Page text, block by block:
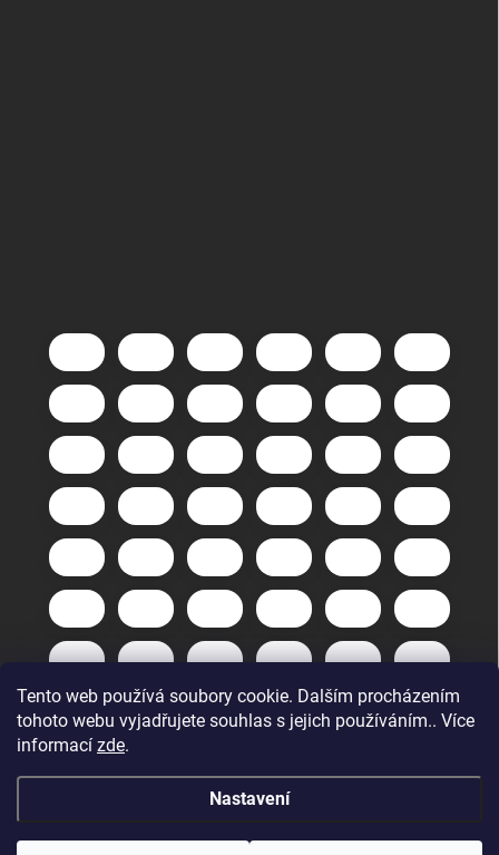
Tento web používá soubory cookie. Dalším procházením
tohoto webu vyjadřujete souhlas s jejich používáním.. Více
informací zde.
Nastavení
Copyright 2026GuneXpert s.r.o.. Všechna práva vyhrazena.Upravit